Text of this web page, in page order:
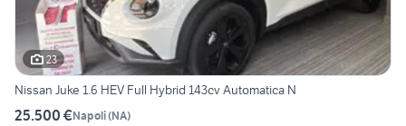
23
Nissan Juke 1.6 HEV Full Hybrid 143cv Automatica N
25.500 €Napoli(NA)